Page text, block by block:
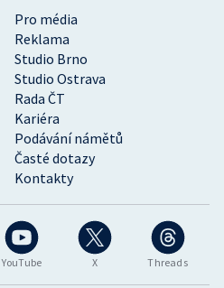
YouTube X Threads
Pro média
Reklama
Studio Brno
Studio Ostrava
Rada ČT
Kariéra
Podávání námětů
Časté dotazy
Kontakty